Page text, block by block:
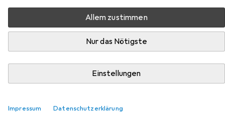
Allem zustimmen
Nur das Nötigste
Einstellungen
Impressum Datenschutzerklärung
Zubehör.